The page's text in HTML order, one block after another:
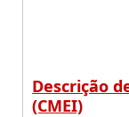
Descrição
(CMEI)